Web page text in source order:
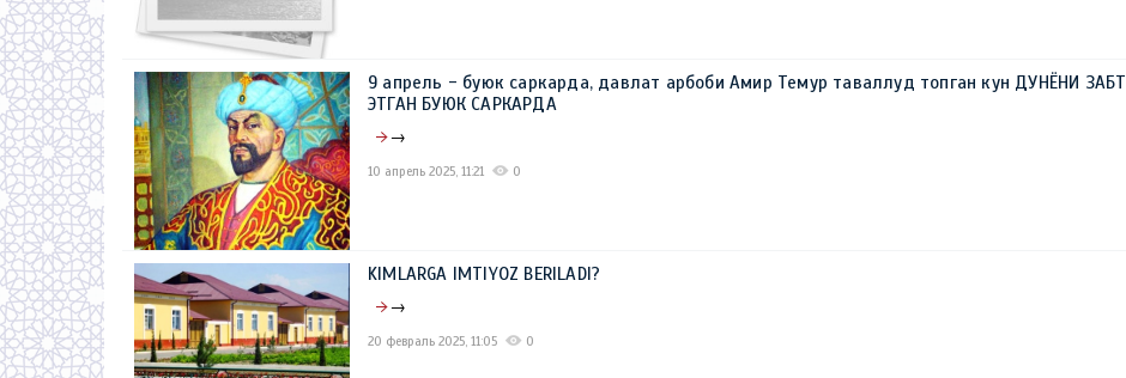
9 апрель - буюк саркарда, давлат арбоби Амир Темур таваллуд топган кун ДУНЁНИ ЗАБТ
ЭТГАН БУЮК САРКАРДА
→
10 апрель 2025, 11:21 0
KIMLARGA IMTIYOZ BERILADI?
→
20 февраль 2025, 11:05 0